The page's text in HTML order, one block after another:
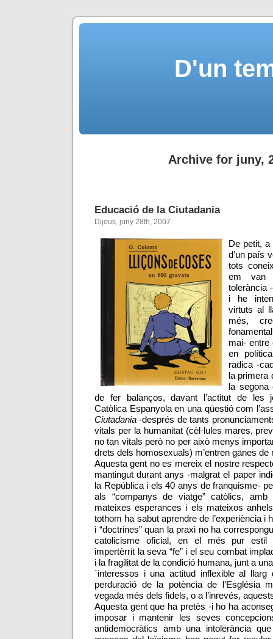
D'un
Archive for juny,
Educació de la Ciutadania
Dijous, juny 28th, 2007
De petit, a
d’un país
tots
em van
tolerància
i he
virtuts al
més,
mai- entre
en
radica -
la primera
la segona
de fer balanços, davant l’actitut de les
Catòlica Espanyola en una qüestió com
Ciutadania -després de tants
vitals per la humanitat (cèl·lules mares,
no tan vitals però no per això menys
drets dels homosexuals) m’entren ganes de
Aquesta gent no es mereix el nostre
mantingut durant anys -malgrat el paper
la República i els 40 anys de franquisme-
als “companys de viatge” catòlics,
mateixes esperances i els mateixos
tothom ha sabut aprendre de l’experiència i
i “doctrines” quan la praxi no ha
catolicisme oficial, en el més pur estil
impertèrrit la seva “fe” i el seu combat
i la fragilitat de la condició humana, junt a
´interessos i una actitud inflexible al llarg
perduració de la potència de l’Església
vegada més dels fidels, o a l’inrevés,
Aquesta gent que ha pretès -i ho ha
imposar i mantenir les seves
antidemocràtics amb una intolerància